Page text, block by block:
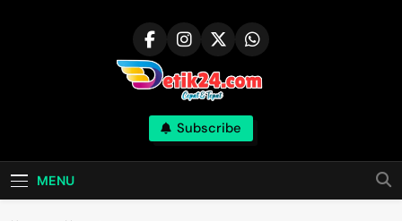
Subscribe
MENU